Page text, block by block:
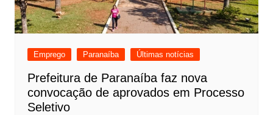
Emprego Paranaíba Últimas notícias
Prefeitura de Paranaíba faz nova
convocação de aprovados em Processo
Seletivo